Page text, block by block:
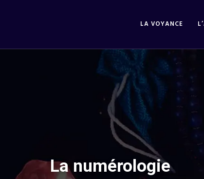
LA VOYANCE
La numérologie